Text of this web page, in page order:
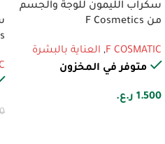
سكراب الليمون للوجة والجسم
من F Cosmetics
F COSMATIC
, العناية بالبشرة
متوفر في المخزون
1.500 ر.ع.